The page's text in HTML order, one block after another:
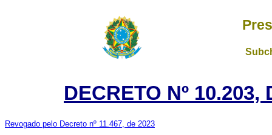
DECRETO Nº
Revogado pelo Decreto nº 11.467, de 2023